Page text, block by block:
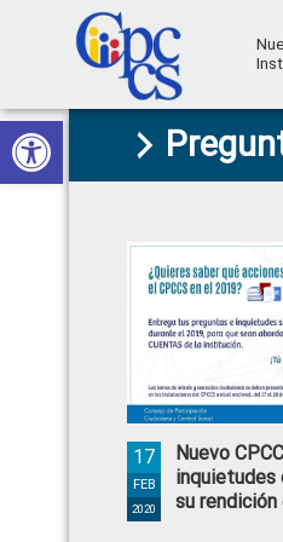
Abrir barra de herramientas
Skip
to
primary
Skip
to
main
Skip
to
primary
Skip
to
footer
Consejo
Ciudadana
Control
Social
Construyendo
Ciudadano
Nuevo
inquietudes
su
17
FEB
2020